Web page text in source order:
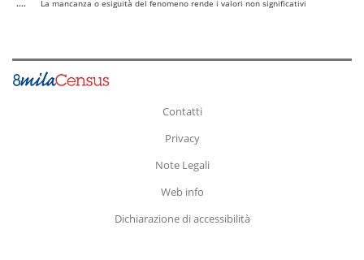
....
La mancanza o esiguità del fenomeno rende i valori non significativi
Contatti
Privacy
Note Legali
Web info
Dichiarazione di accessibilità